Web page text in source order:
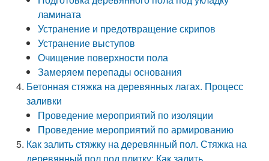
ламината
Устранение и предотвращение скрипов
Устранение выступов
Очищение поверхности пола
Замеряем перепады основания
Бетонная стяжка на деревянных лагах. Процесс
заливки
Проведение мероприятий по изоляции
Проведение мероприятий по армированию
Как залить стяжку на деревянный пол. Стяжка на